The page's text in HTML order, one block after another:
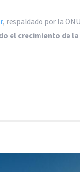
, respaldado por la
el crecimiento de la